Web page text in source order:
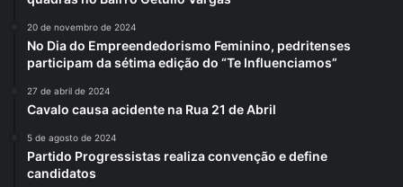
20 de novembro de 2024
No Dia do Empreendedorismo Feminino, pedritenses
participam da sétima edição do “Te Influenciamos”
27 de abril de 2024
Cavalo causa acidente na Rua 21 de Abril
5 de agosto de 2024
Partido Progressistas realiza convenção e define
candidatos